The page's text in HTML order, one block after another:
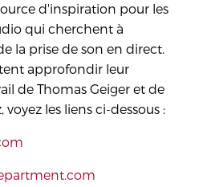
d'inspiration pour les
qui cherchent à
la prise de son en direct.
approfondir leur
de Thomas Geiger et de
les liens ci-dessous :